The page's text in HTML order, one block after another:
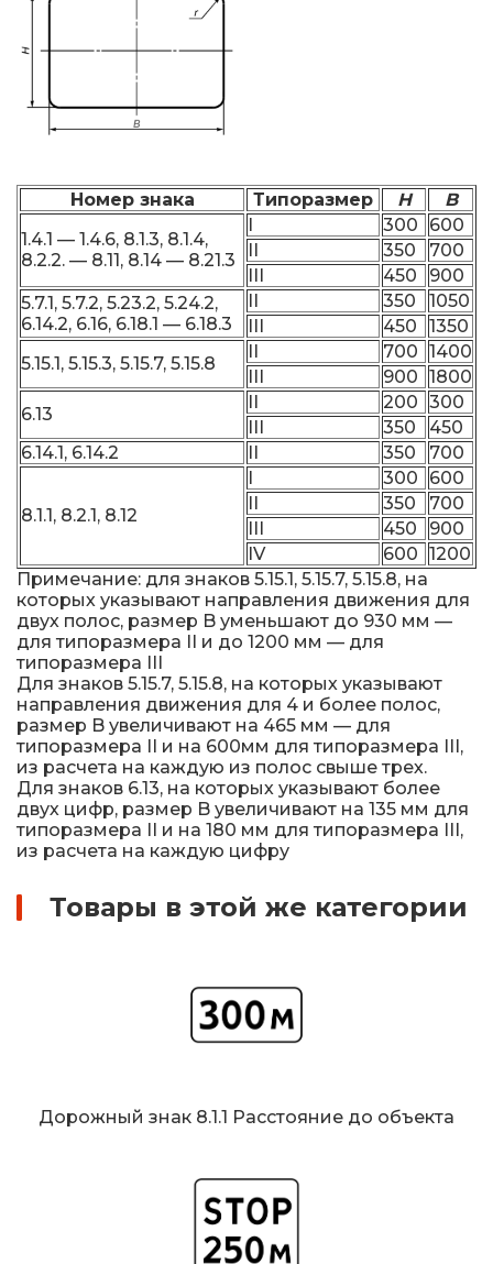
Номер знака Типоразмер H
B
1.4.1 — 1.4.6, 8.1.3, 8.1.4,
8.2.2. — 8.11, 8.14 — 8.21.3
I 300
600
II
350
700
III
450
900
5.7.1, 5.7.2, 5.23.2, 5.24.2,
6.14.2, 6.16, 6.18.1 — 6.18.3
II 350
1050
III
450
1350
5.15.1, 5.15.3, 5.15.7, 5.15.8
II 700 1400
III
900 1800
6.13
II 200 300
III
350
450
6.14.1, 6.14.2
II 350 700
8.1.1, 8.2.1, 8.12
I 300
600
II
350
700
III
450
900
IV
600 1200
Примечание: для знаков 5.15.1, 5.15.7, 5.15.8, на
которых указывают направления движения для
двух полос, размер B уменьшают до 930 мм —
для типоразмера II и до 1200 мм — для
типоразмера III
Для знаков 5.15.7, 5.15.8, на которых указывают
направления движения для 4 и более полос,
размер B увеличивают на 465 мм — для
типоразмера II и на 600мм для типоразмера III,
из расчета на каждую из полос свыше трех.
Для знаков 6.13, на которых указывают более
двух цифр, размер B увеличивают на 135 мм для
типоразмера II и на 180 мм для типоразмера III,
из расчета на каждую цифру
Товары в этой же категории
Дорожный знак 8.1.1 Расстояние до объекта